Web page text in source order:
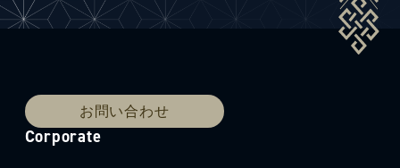
お問い合わせ
Corporate